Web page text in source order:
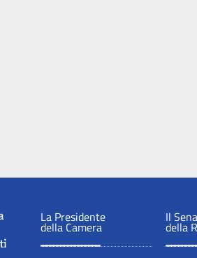
La Presidente
della Camera
Il
della